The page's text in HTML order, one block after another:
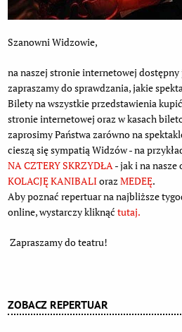
ZOBACZ REPERTUAR
Szanowni Widzowie,
na naszej stronie internetowej
zapraszamy do sprawdzania, jakie
Bilety na wszystkie przedstawienia
stronie internetowej oraz w kasach
zaprosimy Państwa zarówno na
cieszą się sympatią Widzów - na
NA CZTERY SKRZYDŁA- jak i na nasze
KOLACJĘ KANIBALIoraz MEDEĘ.
Aby poznać repertuar na najbliższe
online, wystarczy kliknąć tutaj.
Zapraszamy do teatru!